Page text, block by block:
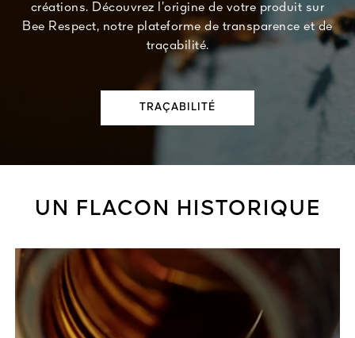
créations. Découvrez l’origine de votre produit sur
Bee Respect, notre plateforme de transparence et de
traçabilité.
TRAÇABILITÉ
UN FLACON HISTORIQUE